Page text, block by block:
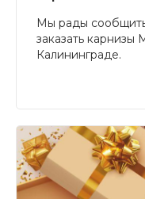
Мы рады
заказать карнизы
Калининграде.